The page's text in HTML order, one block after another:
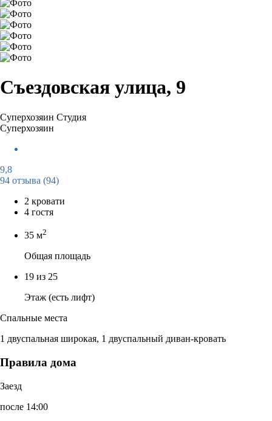
Съездовская улица, 9
Суперхозяин Студия
Суперхозяин
9,8
94 отзыва (94)
2 кровати
4 гостя
35 м2
Общая площадь
19 из 25
Этаж (есть лифт)
Спальные места
1 двуспальная широкая, 1 двуспальный диван-кровать
Правила дома
Заезд
после 14:00